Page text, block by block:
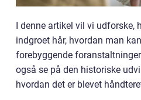
I denne artikel vil vi udforske,
indgroet hår, hvordan man
forebyggende
også se på den historiske
hvordan det er blevet